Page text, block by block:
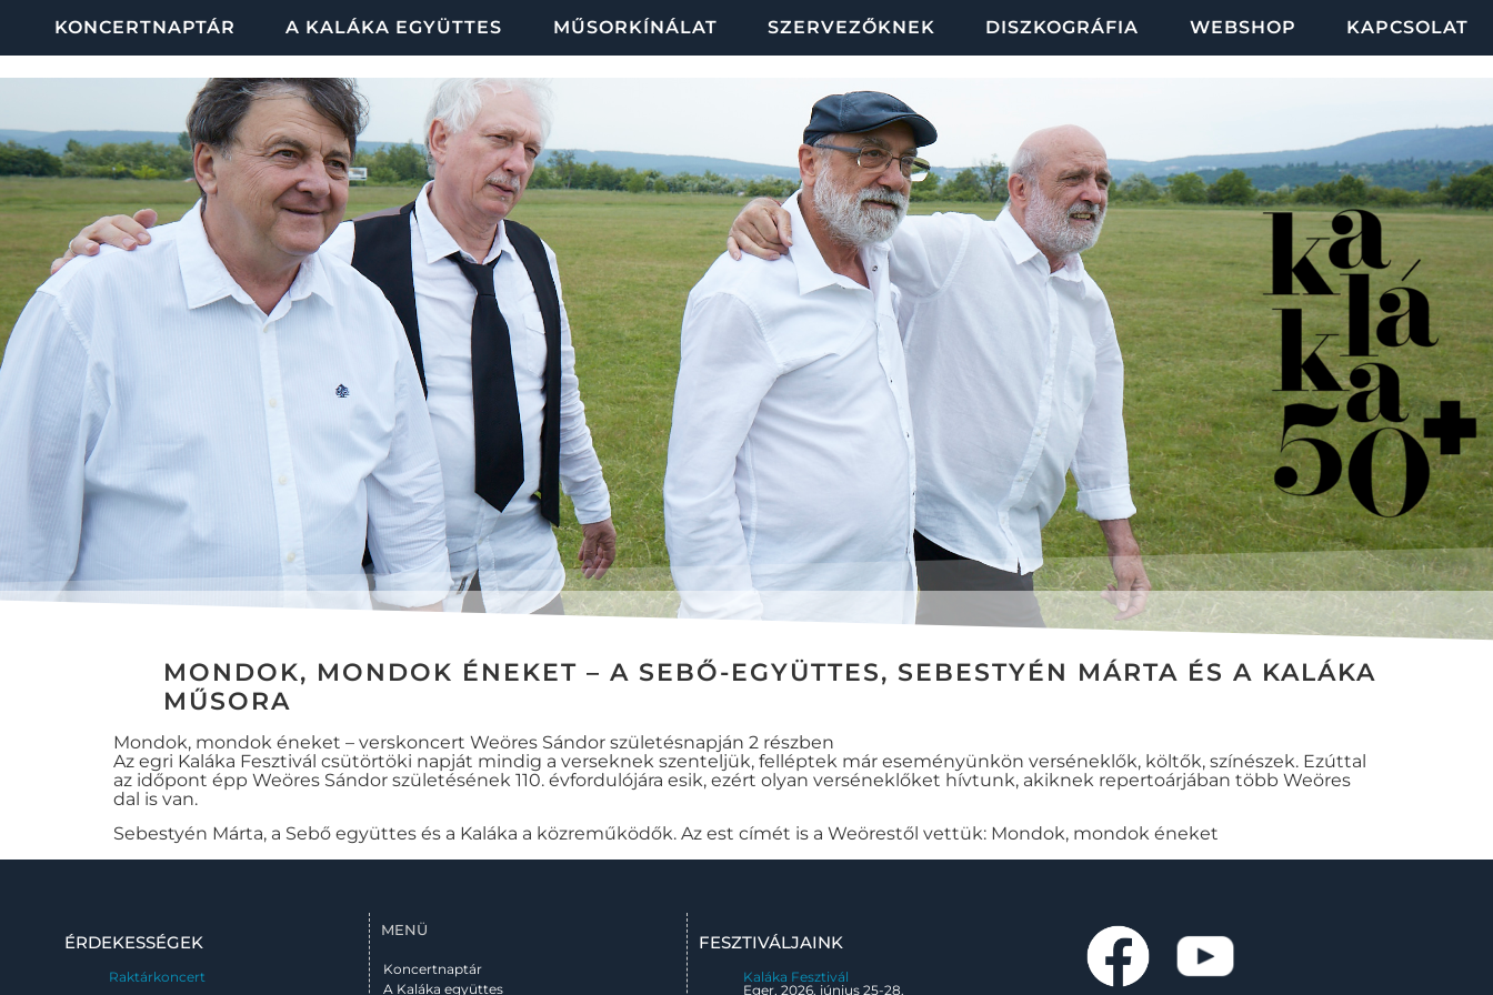
KONCERTNAPTÁR A KALÁKA EGYÜTTES MŰSORKÍNÁLAT SZERVEZŐKNEK DISZKOGRÁFIA WEBSHOP KAPCSOLAT
MONDOK, MONDOK ÉNEKET – A SEBŐ-EGYÜTTES, SEBESTYÉN MÁRTA ÉS A KALÁKA
MŰSORA
Mondok, mondok éneket – verskoncert Weöres Sándor születésnapján 2 részben
Az egri Kaláka Fesztivál csütörtöki napját mindig a verseknek szenteljük, felléptek már eseményünkön verséneklők, költők, színészek. Ezúttal
az időpont épp Weöres Sándor születésének 110. évfordulójára esik, ezért olyan verséneklőket hívtunk, akiknek repertoárjában több Weöres
dal is van.
Sebestyén Márta, a Sebő együttes és a Kaláka a közreműködők. Az est címét is a Weörestől vettük: Mondok, mondok éneket
ÉRDEKESSÉGEK
Raktárkoncert
MENÜ
Koncertnaptár
A Kaláka együttes
FESZTIVÁLJAINK
Kaláka Fesztivál
Eger, 2026. június 25-28.